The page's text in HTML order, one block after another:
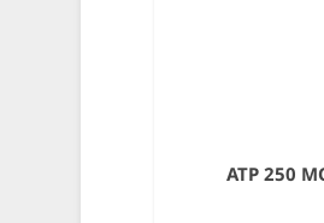
ATP 250